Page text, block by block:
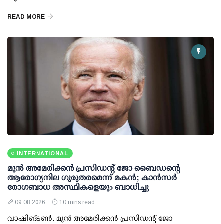
READ MORE
INTERNATIONAL
മുന്‍ അമേരിക്കന്‍ പ്രസിഡന്റ് ജോ ബൈഡന്റെ
ആരോഗ്യനില ഗുരുതരമെന്ന് മകന്‍; കാന്‍സര്‍
രോഗബാധ അസ്ഥികളെയും ബാധിച്ചു
09 08 2026 10 mins read
വാഷിങ്ടണ്‍: മുന്‍ അമേരിക്കന്‍ പ്രസിഡന്റ് ജോ